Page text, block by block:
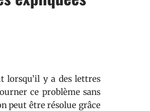
lorsqu’il y a des lettres
ce problème sans
peut être résolue grâce